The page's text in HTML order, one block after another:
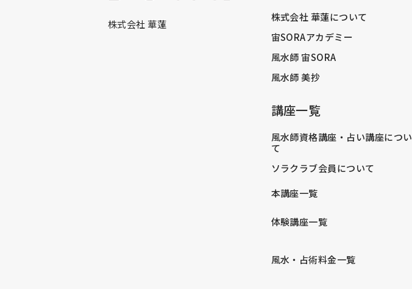
株式会社 華蓮
株式会社 華蓮について
宙SORAアカデミー
風水師 宙SORA
風水師 美抄
講座一覧
風水師資格講座・占い講座につい
て
ソラクラブ会員について
本講座一覧
体験講座一覧
風水・占術料金一覧